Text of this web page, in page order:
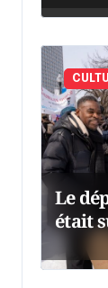
Le
était